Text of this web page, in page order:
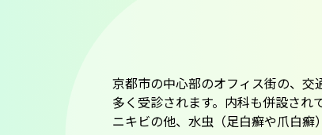
京都市の中心部のオフィス街の、
多く受診されます。内科も併設され
ニキビの他、水虫（足白癬や爪白